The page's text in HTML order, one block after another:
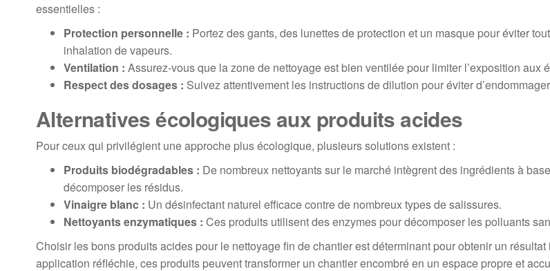
essentielles :
Protection personnelle : Portez des gants, des lunettes de protection et un masque pour éviter
inhalation de vapeurs.
Ventilation : Assurez-vous que la zone de nettoyage est bien ventilée pour limiter l’exposition aux
Respect des dosages : Suivez attentivement les instructions de dilution pour éviter
Alternatives écologiques aux produits acides
Pour ceux qui privilégient une approche plus écologique, plusieurs solutions existent :
Produits biodégradables : De nombreux nettoyants sur le marché intègrent des ingrédients à
décomposer les résidus.
Vinaigre blanc : Un désinfectant naturel efficace contre de nombreux types de salissures.
Nettoyants enzymatiques : Ces produits utilisent des enzymes pour décomposer les polluants
Choisir les bons produits acides pour le nettoyage fin de chantier est déterminant pour obtenir un
application réfléchie, ces produits peuvent transformer un chantier encombré en un espace propre et